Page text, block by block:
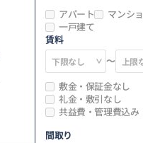
アパート
マンシ
一戸建て
賃料
～
敷金・保証金なし
礼金・敷引なし
共益費・管理費込み
間取り